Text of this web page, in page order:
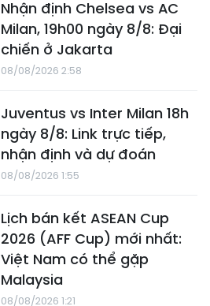
Nhận định Chelsea vs AC
Milan, 19h00 ngày 8/8: Đại
chiến ở Jakarta
08/08/2026 2:58
Juventus vs Inter Milan 18h
ngày 8/8: Link trực tiếp,
nhận định và dự đoán
08/08/2026 1:55
Lịch bán kết ASEAN Cup
2026 (AFF Cup) mới nhất:
Việt Nam có thể gặp
Malaysia
08/08/2026 1:21